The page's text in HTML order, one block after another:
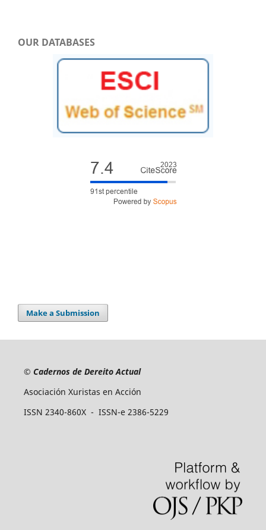
OUR DATABASES
Make a Submission
© Cadernos de Dereito Actual
Asociación Xuristas en Acción
ISSN 2340-860X - ISSN-e 2386-5229